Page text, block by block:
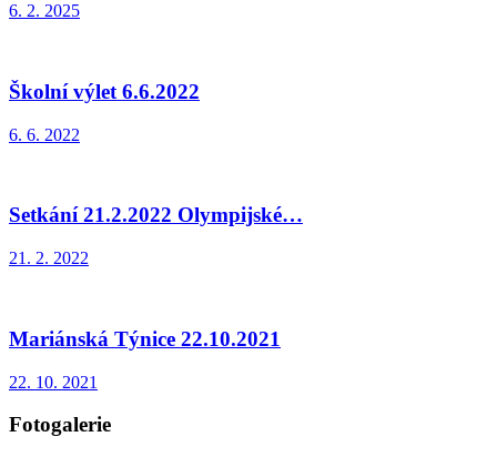
6. 2. 2025
Školní výlet 6.6.2022
6. 6. 2022
Setkání 21.2.2022 Olympijské…
21. 2. 2022
Mariánská Týnice 22.10.2021
22. 10. 2021
Fotogalerie